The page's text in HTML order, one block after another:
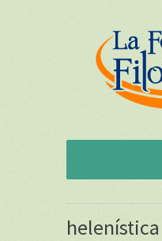
helenística